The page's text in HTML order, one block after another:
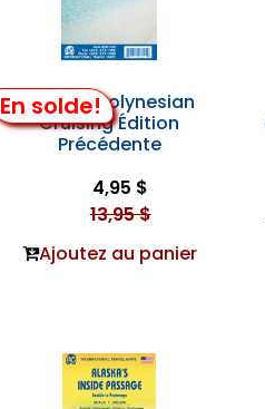
En solde!
Tahiti & Polynesian
Cruising Édition
Précédente
4,95 $
13,95 $
Ajoutez au panier